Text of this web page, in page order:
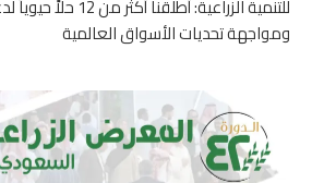
للتنمية الزراعية:
ومواجهة تحديات الأسواق العالمية